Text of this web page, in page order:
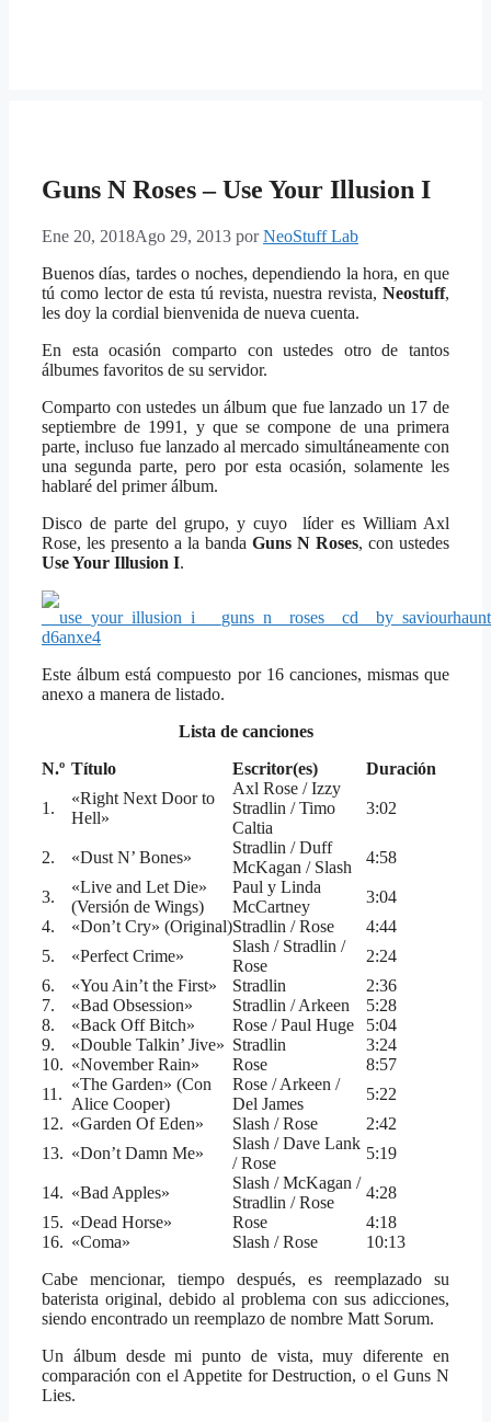
Guns N Roses – Use Your Illusion I
Ene 20, 2018Ago 29, 2013 porNeoStuff Lab
Buenos días, tardes o noches, dependiendo la hora, en que
tú como lector de esta tú revista, nuestra revista, Neostuff,
les doy la cordial bienvenida de nueva cuenta.
En esta ocasión comparto con ustedes otro de tantos
álbumes favoritos de su servidor.
Comparto con ustedes un álbum que fue lanzado un 17 de
septiembre de 1991, y que se compone de una primera
parte, incluso fue lanzado al mercado simultáneamente con
una segunda parte, pero por esta ocasión, solamente les
hablaré del primer álbum.
Disco de parte del grupo, y cuyo líder es William Axl
Rose, les presento a la banda Guns N Roses, con ustedes
Use Your Illusion I.
Este álbum está compuesto por 16 canciones, mismas que
anexo a manera de listado.
Lista de canciones
N.º Título Escritor(es) Duración
1.
«Right Next Door to
Hell»
Axl Rose / Izzy
Stradlin / Timo
Caltia
3:02
2. «Dust N’ Bones»
Stradlin / Duff
McKagan / Slash
4:58
3.
«Live and Let Die»
(Versión de Wings)
Paul y Linda
McCartney
3:04
4.
«Don’t Cry» (Original)Stradlin / Rose
4:44
5.
«Perfect Crime»
Slash / Stradlin /
Rose
2:24
6.
«You Ain’t the First» Stradlin
2:36
7.
«Bad Obsession» Stradlin / Arkeen
5:28
8.
«Back Off Bitch» Rose / Paul Huge
5:04
9.
«Double Talkin’ Jive» Stradlin
3:24
10. «November Rain» Rose
8:57
11.
«The Garden» (Con
Alice Cooper)
Rose / Arkeen /
Del James
5:22
12. «Garden Of Eden» Slash / Rose
2:42
13. «Don’t Damn Me»
Slash / Dave Lank
/ Rose
5:19
14. «Bad Apples»
Slash / McKagan /
Stradlin / Rose
4:28
15. «Dead Horse» Rose
4:18
16. «Coma» Slash / Rose
10:13
Cabe mencionar, tiempo después, es reemplazado su
baterista original, debido al problema con sus adicciones,
siendo encontrado un reemplazo de nombre Matt Sorum.
Un álbum desde mi punto de vista, muy diferente en
comparación con el Appetite for Destruction, o el Guns N
Lies.